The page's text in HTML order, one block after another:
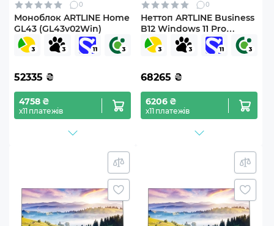
0
Моноблок ARTLINE Home
GL43 (GL43v02Win)
52335 ₴
4758 ₴
х11 платежів
0
Неттоп ARTLINE Business
B12 Windows 11 Pro
(B12v37Win+V24F75-IPS)
68265 ₴
6206 ₴
х11 платежів